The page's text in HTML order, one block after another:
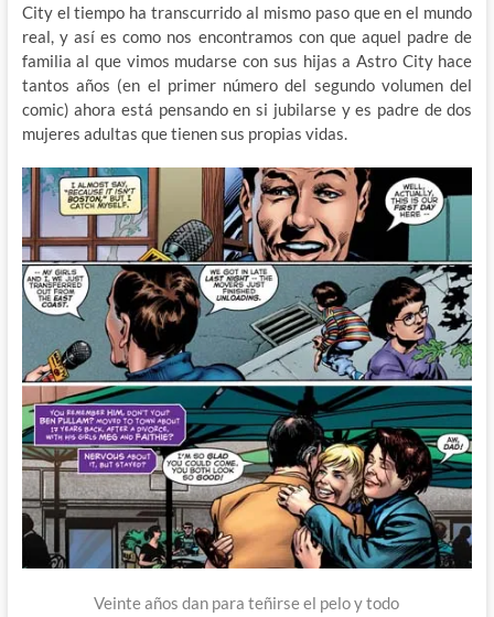
City el tiempo ha transcurrido al mismo paso que en el mundo
real, y así es como nos encontramos con que aquel padre de
familia al que vimos mudarse con sus hijas a Astro City hace
tantos años (en el primer número del segundo volumen del
comic) ahora está pensando en si jubilarse y es padre de dos
mujeres adultas que tienen sus propias vidas.
Veinte años dan para teñirse el pelo y todo